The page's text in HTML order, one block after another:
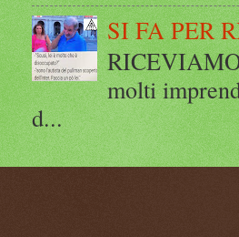
SI FA PER
molti
d...